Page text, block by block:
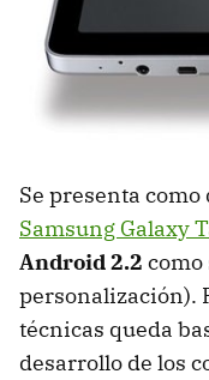
Se presenta
Samsung Galaxy
Android 2.2
personalización).
técnicas queda
desarrollo de los